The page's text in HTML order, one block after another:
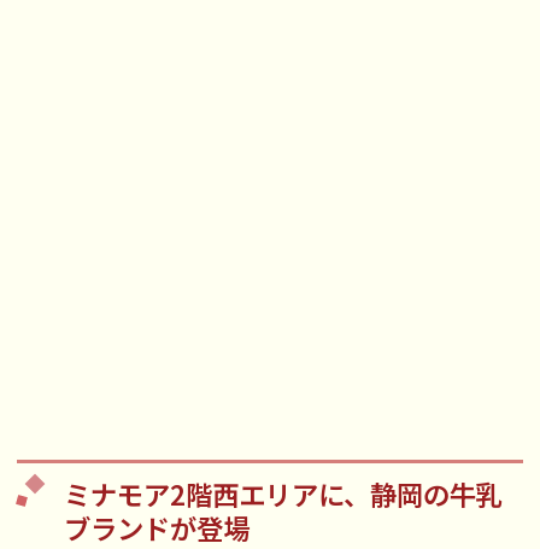
ミナモア2階西エリアに、静岡の牛乳
ブランドが登場